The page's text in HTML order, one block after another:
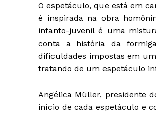
O espetáculo, que está em
é inspirada na obra
infanto-juvenil é uma
conta a história da
dificuldades impostas em
tratando de um espetáculo
Angélica Müller, presidente
início de cada espetáculo e